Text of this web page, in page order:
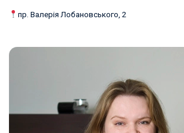
пр. Валерія Лобановського, 2